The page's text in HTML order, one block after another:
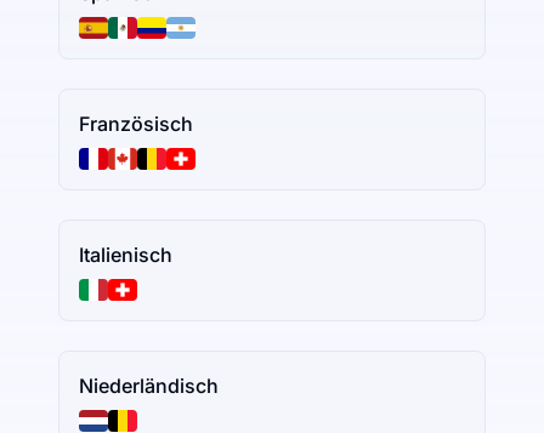
Französisch
Italienisch
Niederländisch